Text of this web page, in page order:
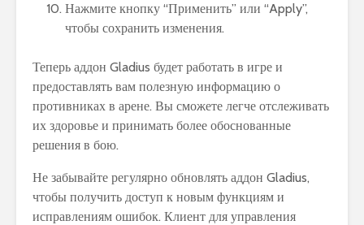
Нажмите кнопку “Применить” или “Apply”,
чтобы сохранить изменения.
Теперь аддон Gladius будет работать в игре и
предоставлять вам полезную информацию о
противниках в арене. Вы сможете легче отслеживать
их здоровье и принимать более обоснованные
решения в бою.
Не забывайте регулярно обновлять аддон Gladius,
чтобы получить доступ к новым функциям и
исправлениям ошибок. Клиент для управления